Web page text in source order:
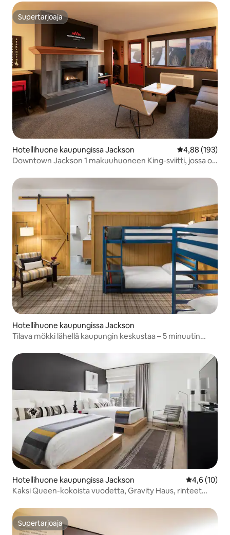
Supertarjoaja
Supertarjoaja
Hotellihuone kaupungissa Jackson
4,88 (193)
Downtown Jackson 1 makuuhuoneen King-sviitti, jossa on
Hotellihuone kaupungissa Jackson
Tilava mökki lähellä kaupungin keskustaa – 5 minuutin
Hotellihuone kaupungissa Jackson
4,6 (10)
Kaksi Queen-kokoista vuodetta, Gravity Haus, rinteet
Supertarjoaja
Supertarjoaja